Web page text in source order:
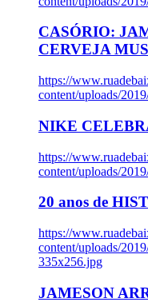
CASÓRIO:
CERVEJA
https://
content/uploads/
NIKE
https://
content/uploads/
20 anos de
https://
content/uploads/
335x256.jpg
JAMESON